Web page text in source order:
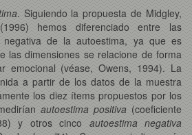
. Siguiendo la propuesta de Midgley,
hemos diferenciado entre las
negativa de la autoestima, ya que es
las dimensiones se relacione de forma
emocional (véase, Owens, 1994). La
a partir de los datos de la muestra
los diez ítems propuestos por los
autoestima positiva (coeficiente
y otros cinco autoestima negativa